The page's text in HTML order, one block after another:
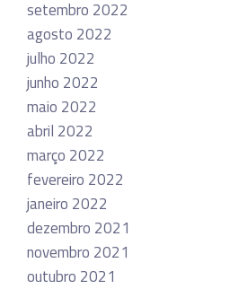
setembro 2022
agosto 2022
julho 2022
junho 2022
maio 2022
abril 2022
março 2022
fevereiro 2022
janeiro 2022
dezembro 2021
novembro 2021
outubro 2021